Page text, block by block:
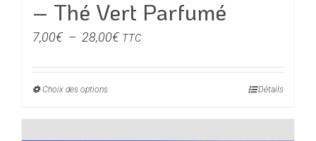
– Thé Vert Parfumé
7,00€ – 28,00€Plage
prix :
TTC
Choix des optionsCe
Détails